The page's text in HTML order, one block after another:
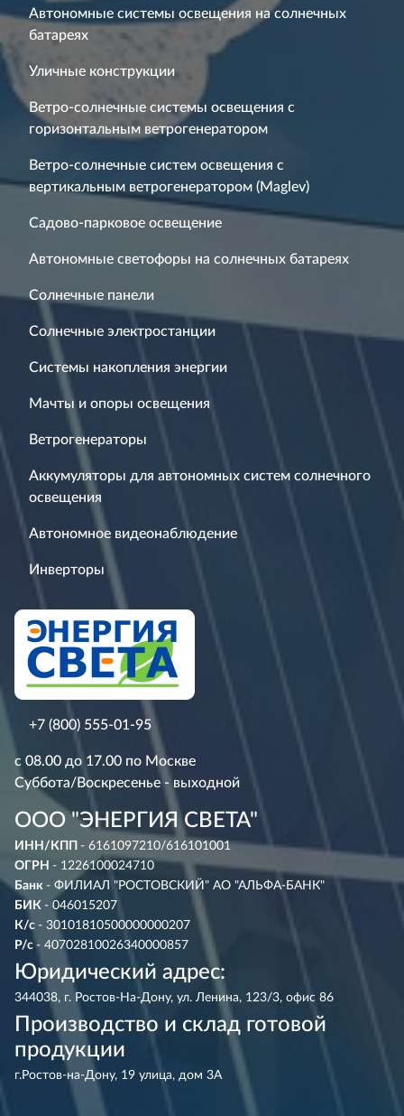
Автономные системы освещения на солнечных
батареях
Уличные конструкции
Ветро-солнечные системы освещения с
горизонтальным ветрогенератором
Ветро-солнечные систем освещения с
вертикальным ветрогенератором (Maglev)
Садово-парковое освещение
Автономные светофоры на солнечных батареях
Солнечные панели
Солнечные электростанции
Системы накопления энергии
Мачты и опоры освещения
Ветрогенераторы
Аккумуляторы для автономных систем солнечного
освещения
Автономное видеонаблюдение
Инверторы
+7 (800) 555-01-95
с 08.00 до 17.00 по Москве
Суббота/Воскресенье - выходной
ООО "ЭНЕРГИЯ СВЕТА"
ИНН/КПП - 6161097210/616101001
ОГРН - 1226100024710
Банк - ФИЛИАЛ "РОСТОВСКИЙ" АО "АЛЬФА-БАНК"
БИК - 046015207
К/с - 30101810500000000207
Р/с - 40702810026340000857
Юридический адрес:
344038, г. Ростов-На-Дону, ул. Ленина, 123/3, офис 86
Производство и склад готовой
продукции
г.Ростов-на-Дону, 19 улица, дом 3А